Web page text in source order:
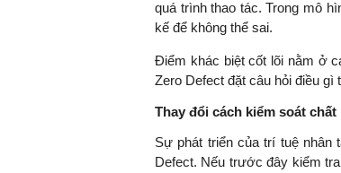
quá trình thao tác. Trong mô
kế để không thể sai.
Điểm khác biệt cốt lõi nằm ở
Zero Defect đặt câu hỏi điều gì
Thay đổi cách kiểm soát
Sự phát triển của trí tuệ nhân
Defect. Nếu trước đây kiểm